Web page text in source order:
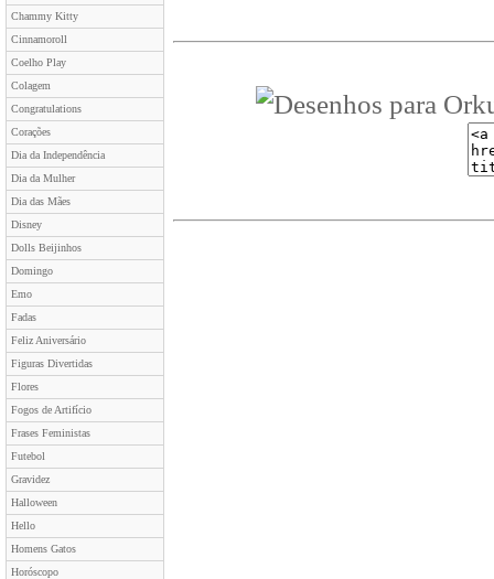
Chammy Kitty
Cinnamoroll
Coelho Play
Colagem
Congratulations
Corações
Dia da Independência
Dia da Mulher
Dia das Mães
Disney
Dolls Beijinhos
Domingo
Emo
Fadas
Feliz Aniversário
Figuras Divertidas
Flores
Fogos de Artifício
Frases Feministas
Futebol
Gravidez
Halloween
Hello
Homens Gatos
Horóscopo